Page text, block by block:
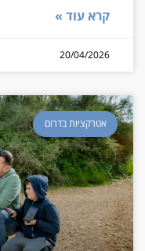
קרא עוד »
20/04/2026
אטרקציות בדרום